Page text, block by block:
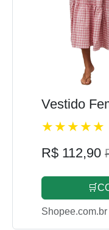
Vestido
R$ 112,90
Shopee.com.br